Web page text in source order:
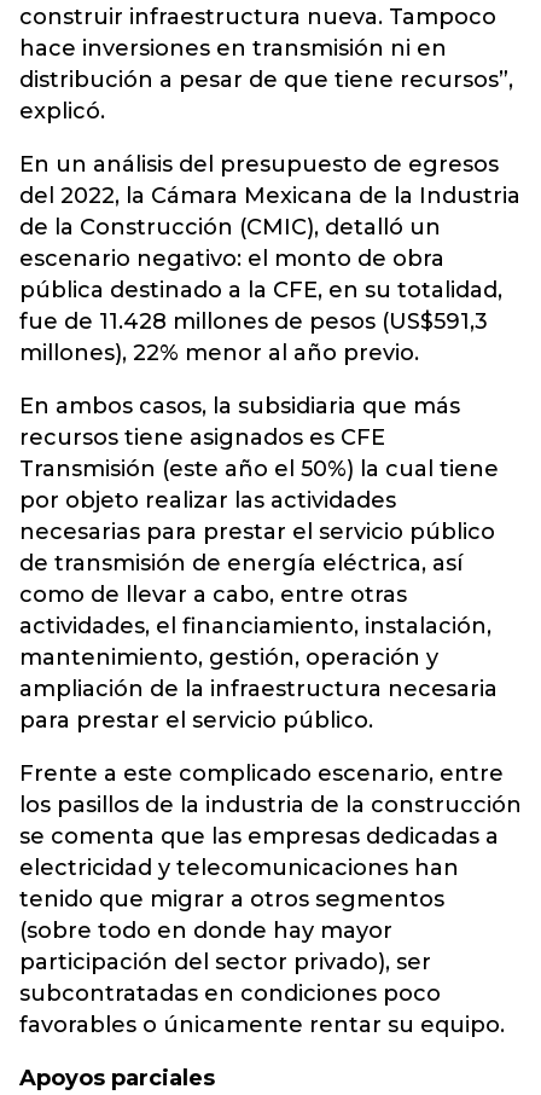
construir infraestructura nueva. Tampoco
hace inversiones en transmisión ni en
distribución a pesar de que tiene recursos”,
explicó.
En un análisis del presupuesto de egresos
del 2022, la Cámara Mexicana de la Industria
de la Construcción (CMIC), detalló un
escenario negativo: el monto de obra
pública destinado a la CFE, en su totalidad,
fue de 11.428 millones de pesos (US$591,3
millones), 22% menor al año previo.
En ambos casos, la subsidiaria que más
recursos tiene asignados es CFE
Transmisión (este año el 50%) la cual tiene
por objeto realizar las actividades
necesarias para prestar el servicio público
de transmisión de energía eléctrica, así
como de llevar a cabo, entre otras
actividades, el financiamiento, instalación,
mantenimiento, gestión, operación y
ampliación de la infraestructura necesaria
para prestar el servicio público.
Frente a este complicado escenario, entre
los pasillos de la industria de la construcción
se comenta que las empresas dedicadas a
electricidad y telecomunicaciones han
tenido que migrar a otros segmentos
(sobre todo en donde hay mayor
participación del sector privado), ser
subcontratadas en condiciones poco
favorables o únicamente rentar su equipo.
Apoyos parciales